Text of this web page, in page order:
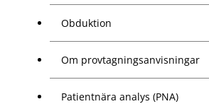
Obduktion
Om provtagningsanvisningar
Patientnära analys (PNA)